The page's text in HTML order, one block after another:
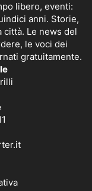
libero, eventi:
anni. Storie,
Le news del
le voci dei
gratuitamente.